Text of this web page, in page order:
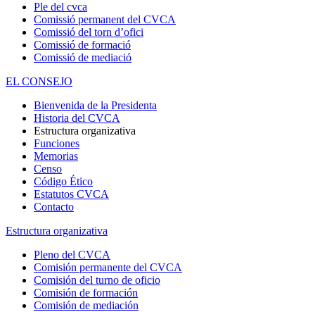
Ple del cvca
Comissió permanent del CVCA
Comissió del torn d’ofici
Comissió de formació
Comissió de mediació
EL CONSEJO
Bienvenida de la Presidenta
Historia del CVCA
Estructura organizativa
Funciones
Memorias
Censo
Código Ético
Estatutos CVCA
Contacto
Estructura organizativa
Pleno del CVCA
Comisión permanente del CVCA
Comisión del turno de oficio
Comisión de formación
Comisión de mediación